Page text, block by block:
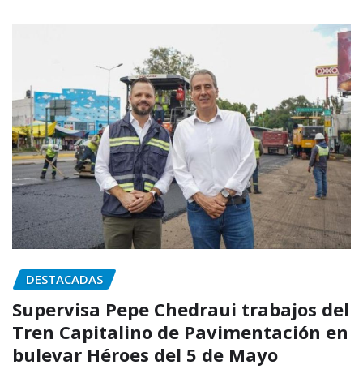
DESTACADAS
Supervisa Pepe Chedraui trabajos del
Tren Capitalino de Pavimentación en
bulevar Héroes del 5 de Mayo